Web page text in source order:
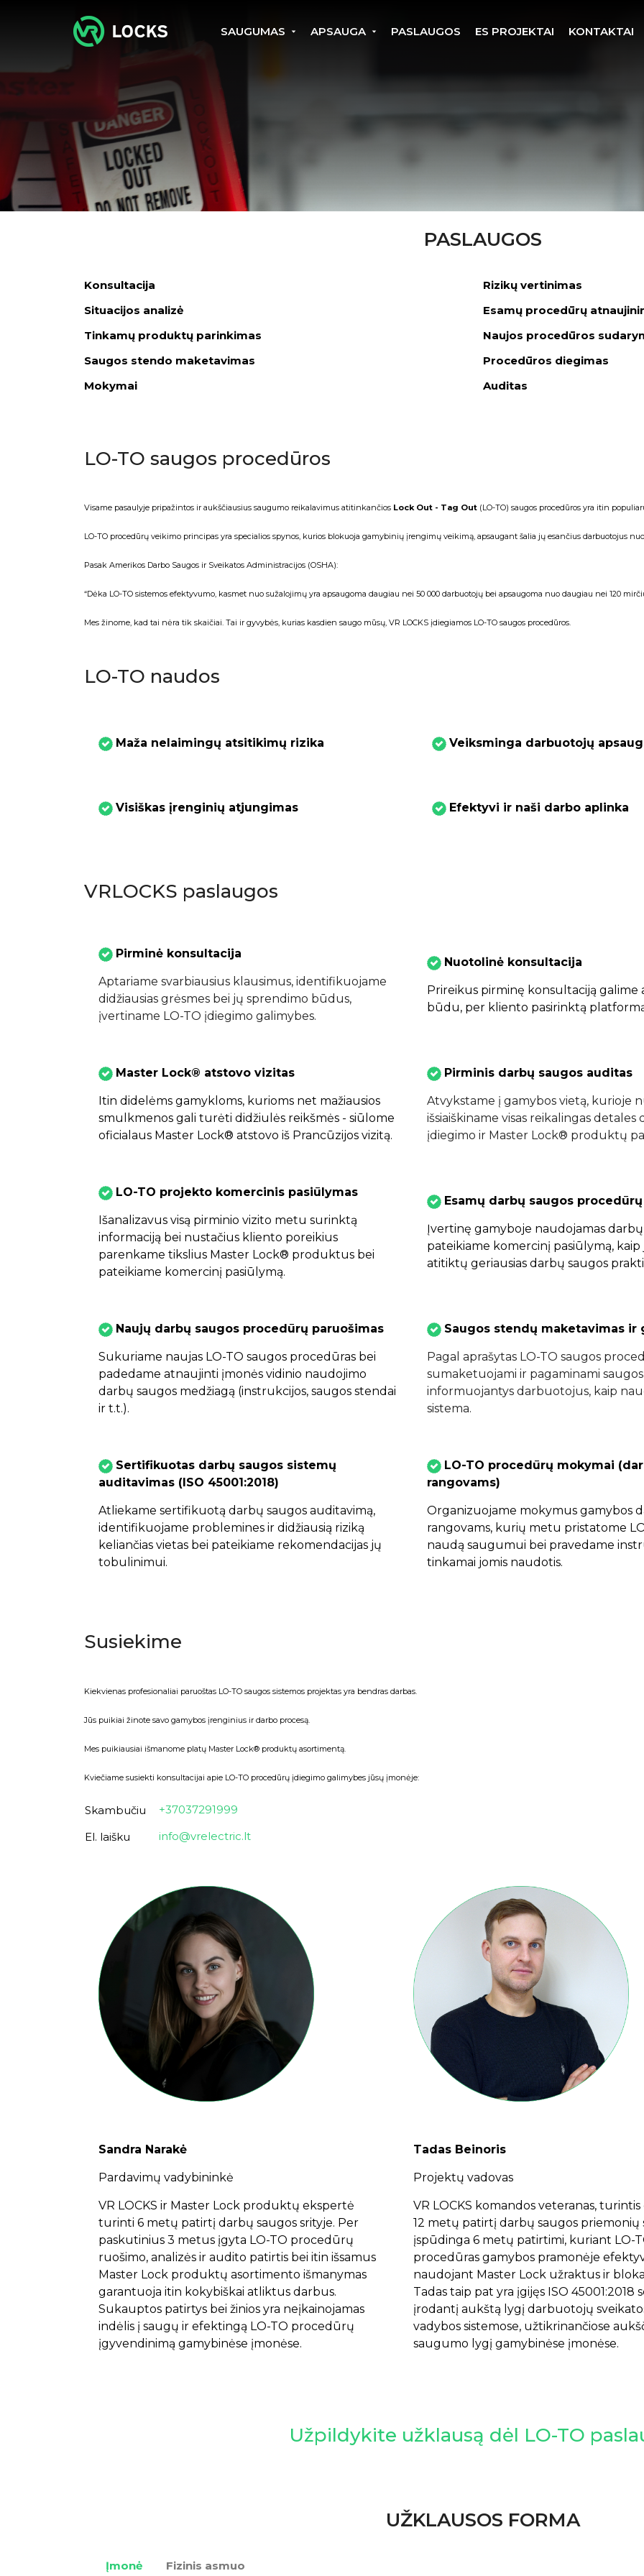
SAUGUMAS APSAUGA PASLAUGOS ES PROJEKTAI KONTAKTAI
PASLAUGOS
Konsultacija
Rizikų vertinimas
Situacijos analizė
Esamų procedūrų
Tinkamų produktų parinkimas
Naujos procedūros
Saugos stendo maketavimas
Procedūros diegimas
Mokymai
Auditas
LO-TO saugos procedūros
Visame pasaulyje pripažintos ir aukščiausius saugumo reikalavimus atitinkančios Lock Out - Tag Out (LO-TO) saugos procedūros yra itin
LO-TO procedūrų veikimo principas yra specialios spynos, kurios blokuoja gamybinių įrengimų veikimą, apsaugant šalia jų esančius darbuotojus
Pasak Amerikos Darbo Saugos ir Sveikatos Administracijos (OSHA):
“Dėka LO-TO sistemos efektyvumo, kasmet nuo sužalojimų yra apsaugoma daugiau nei 50 000 darbuotojų bei apsaugoma nuo daugiau nei 120
Mes žinome, kad tai nėra tik skaičiai. Tai ir gyvybės, kurias kasdien saugo mūsų, VR LOCKS įdiegiamos LO-TO saugos procedūros.
LO-TO naudos
Maža nelaimingų atsitikimų rizika Veiksminga darbuotojų
Visiškas įrenginių atjungimas Efektyvi ir naši darbo aplinka
VRLOCKS paslaugos
Pirminė konsultacija
Aptariame svarbiausius klausimus, identifikuojame
didžiausias grėsmes bei jų sprendimo būdus,
įvertiname LO-TO įdiegimo galimybes.
Nuotolinė konsultacija
Prireikus pirminę konsultaciją
būdu, per kliento pasirinktą
Master Lock®️ atstovo vizitas
Itin didelėms gamykloms, kurioms net mažiausios
smulkmenos gali turėti didžiulės reikšmės - siūlome
oficialaus Master Lock®️ atstovo iš Prancūzijos vizitą.
Pirminis darbų saugos auditas
Atvykstame į gamybos vietą, kurioje
išsiaiškiname visas reikalingas detales
įdiegimo ir Master Lock®️ produktų
LO-TO projekto komercinis pasiūlymas
Išanalizavus visą pirminio vizito metu surinktą
informaciją bei nustačius kliento poreikius
parenkame tikslius Master Lock®️ produktus bei
pateikiame komercinį pasiūlymą.
Esamų darbų saugos
Įvertinę gamyboje naudojamas
pateikiame komercinį pasiūlymą, kaip
atitiktų geriausias darbų saugos
Naujų darbų saugos procedūrų paruošimas
Sukuriame naujas LO-TO saugos procedūras bei
padedame atnaujinti įmonės vidinio naudojimo
darbų saugos medžiagą (instrukcijos, saugos stendai
ir t.t.).
Saugos stendų maketavimas ir
Pagal aprašytas LO-TO saugos
sumaketuojami ir pagaminami saugos
informuojantys darbuotojus, kaip
sistema.
Sertifikuotas darbų saugos sistemų
auditavimas (ISO 45001:2018)
Atliekame sertifikuotą darbų saugos auditavimą,
identifikuojame problemines ir didžiausią riziką
keliančias vietas bei pateikiame rekomendacijas jų
tobulinimui.
LO-TO procedūrų mokymai
rangovams)
Organizuojame mokymus gamybos
rangovams, kurių metu pristatome
naudą saugumui bei pravedame
tinkamai jomis naudotis.
Susiekime
Kiekvienas profesionaliai paruoštas LO-TO saugos sistemos projektas yra bendras darbas.
Jūs puikiai žinote savo gamybos įrenginius ir darbo procesą.
Mes puikiausiai išmanome platų Master Lock®️ produktų asortimentą.
Kviečiame susiekti konsultacijai apie LO-TO procedūrų įdiegimo galimybes jūsų įmonėje:
Skambučiu
+37037291999
El. laišku
info@vrelectric.lt
Sandra Narakė
Pardavimų vadybininkė
VR LOCKS ir Master Lock produktų ekspertė
turinti 6 metų patirtį darbų saugos srityje. Per
paskutinius 3 metus įgyta LO-TO procedūrų
ruošimo, analizės ir audito patirtis bei itin išsamus
Master Lock produktų asortimento išmanymas
garantuoja itin kokybiškai atliktus darbus.
Sukauptos patirtys bei žinios yra neįkainojamas
indėlis į saugų ir efektingą LO-TO procedūrų
įgyvendinimą gamybinėse įmonėse.
Tadas Beinoris
Projektų vadovas
VR LOCKS komandos veteranas,
12 metų patirtį darbų saugos priemonių
įspūdinga 6 metų patirtimi, kuriant LO-
procedūras gamybos pramonėje
naudojant Master Lock užraktus ir
Tadas taip pat yra įgijęs ISO 45001:2018
įrodantį aukštą lygį darbuotojų
vadybos sistemose, užtikrinančiose
saugumo lygį gamybinėse įmonėse.
Užpildykite užklausą dėl LO-TO
UŽKLAUSOS FORMA
Įmonė Fizinis asmuo